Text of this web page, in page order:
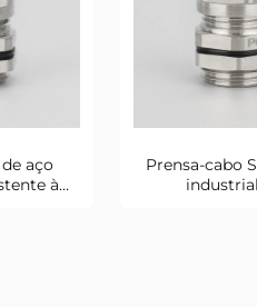
aço
à
Prensa-cabo